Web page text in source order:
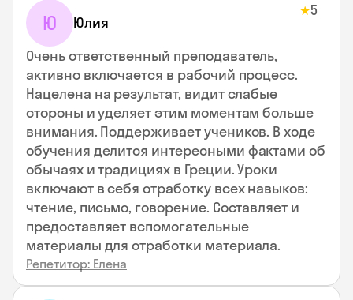
Ю Юлия
★5
Очень ответственный преподаватель,
активно включается в рабочий процесс.
Нацелена на результат, видит слабые
стороны и уделяет этим моментам больше
внимания. Поддерживает учеников. В ходе
обучения делится интересными фактами об
обычаях и традициях в Греции. Уроки
включают в себя отработку всех навыков:
чтение, письмо, говорение. Составляет и
предоставляет вспомогательные
материалы для отработки материала.
Репетитор: Елена